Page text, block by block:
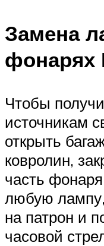
Замена
фонарях
Чтобы
источникам
открыть
ковролин,
часть
любую
на патрон и
часовой